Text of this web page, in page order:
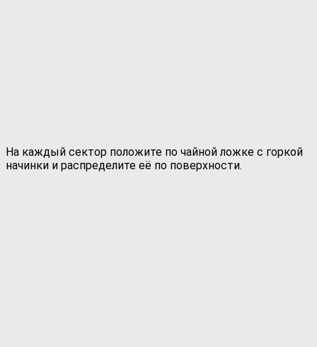
На каждый сектор положите по чайной ложке с горкой
начинки и распределите её по поверхности.